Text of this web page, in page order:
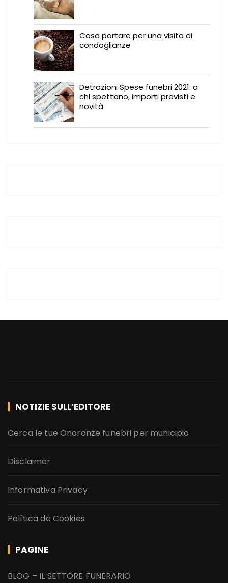
Cosa portare per una visita di
condoglianze
Detrazioni Spese funebri 2021: a
chi spettano, importi previsti e
novità
NOTIZIE SULL’EDITORE
Cerca le tue Onoranze funebri per municipio
Disclaimer
Informativa Privacy
Política de Cookies
PAGINE
BLOG – IL SETTORE FUNERARIO